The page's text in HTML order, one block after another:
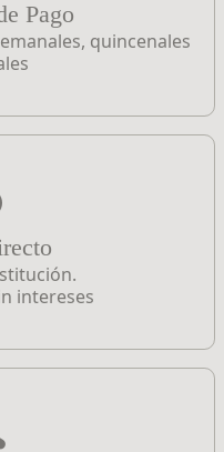
Pago
quincenales
intereses